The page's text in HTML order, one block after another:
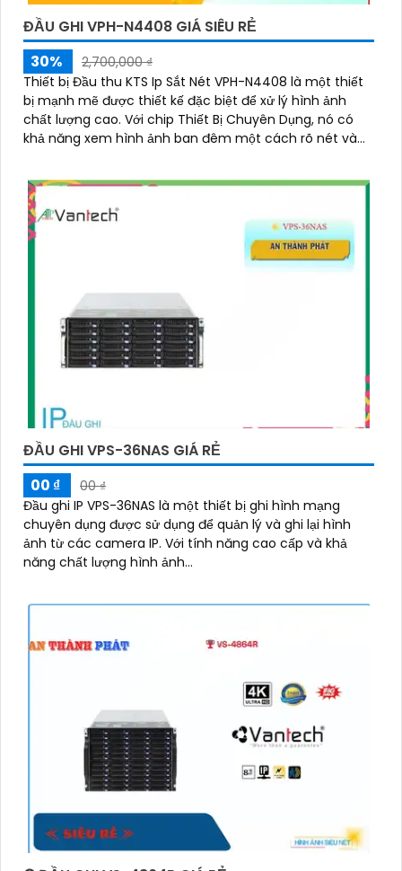
ĐẦU GHI VPH-N4408 GIÁ SIÊU RẺ
30%
2,700,000 ₫
Thiết bị Đầu thu KTS Ip Sắt Nét VPH-N4408 là một thiết
bị mạnh mẽ được thiết kế đặc biệt để xử lý hình ảnh
chất lượng cao. Với chip Thiết Bị Chuyên Dụng, nó có
khả năng xem hình ảnh ban đêm một cách rõ nét và
ĐẦU GHI VPS-36NAS GIÁ RẺ
00 ₫
00 ₫
Đầu ghi IP VPS-36NAS là một thiết bị ghi hình mạng
chuyên dụng được sử dụng để quản lý và ghi lại hình
ảnh từ các camera IP. Với tính năng cao cấp và khả
năng chất lượng hình ảnh...